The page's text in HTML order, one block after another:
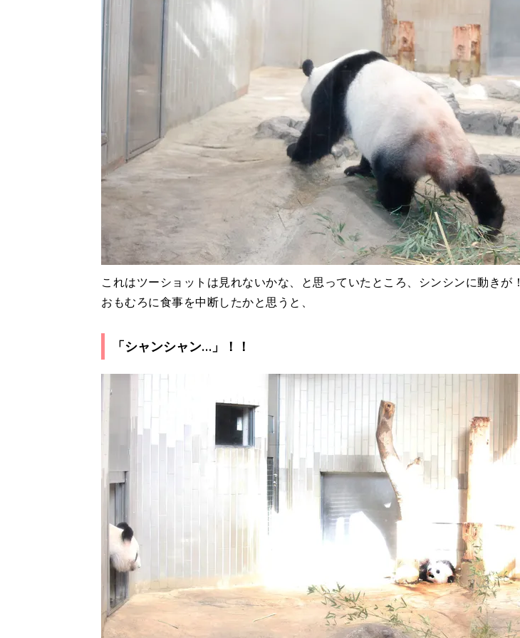
これはツーショットは見れないかな、と思っていたところ、シンシンに動きが！
おもむろに食事を中断したかと思うと、
「シャンシャン…」！！